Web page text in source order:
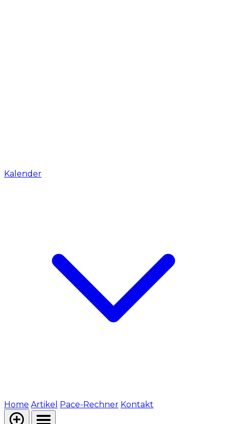
Kalender
Home Artikel Pace-Rechner Kontakt